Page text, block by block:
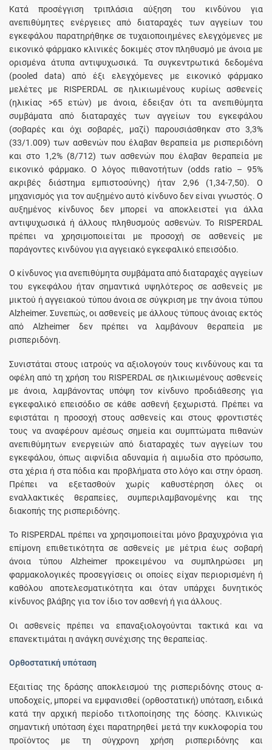
Κατά προσέγγιση τριπλάσια αύξηση του κινδύνου για
ανεπιθύμητες ενέργειες από διαταραχές των αγγείων του
εγκεφάλου παρατηρήθηκε σε τυχαιοποιημένες ελεγχόμενες με
εικονικό φάρμακο κλινικές δοκιμές στον πληθυσμό με άνοια με
ορισμένα άτυπα αντιψυχωσικά. Τα συγκεντρωτικά δεδομένα
(pooled data) από έξι ελεγχόμενες με εικονικό φάρμακο
μελέτες με RISPERDAL σε ηλικιωμένους κυρίως ασθενείς
(ηλικίας >65 ετών) με άνοια, έδειξαν ότι τα ανεπιθύμητα
συμβάματα από διαταραχές των αγγείων του εγκεφάλου
(σοβαρές και όχι σοβαρές, μαζί) παρουσιάσθηκαν στο 3,3%
(33/1.009) των ασθενών που έλαβαν θεραπεία με ρισπεριδόνη
και στο 1,2% (8/712) των ασθενών που έλαβαν θεραπεία με
εικονικό φάρμακο. Ο λόγος πιθανοτήτων (odds ratio – 95%
ακριβές διάστημα εμπιστοσύνης) ήταν 2,96 (1,34-7,50). Ο
μηχανισμός για τον αυξημένο αυτό κίνδυνο δεν είναι γνωστός. Ο
αυξημένος κίνδυνος δεν μπορεί να αποκλειστεί για άλλα
αντιψυχωσικά ή άλλους πληθυσμούς ασθενών. Το RΙSΡΕRDΑL
πρέπει να χρησιμοποιείται με προσοχή σε ασθενείς με
παράγοντες κινδύνου για αγγειακό εγκεφαλικό επεισόδιο.
Ο κίνδυνος για ανεπιθύμητα συμβάματα από διαταραχές αγγείων
του εγκεφάλου ήταν σημαντικά υψηλότερος σε ασθενείς με
μικτού ή αγγειακού τύπου άνοια σε σύγκριση με την άνοια τύπου
Alzheimer. Συνεπώς, οι ασθενείς με άλλους τύπους άνοιας εκτός
από Alzheimer δεν πρέπει να λαμβάνουν θεραπεία με
ρισπεριδόνη.
Συνιστάται στους ιατρούς να αξιολογούν τους κινδύνους και τα
οφέλη από τη χρήση του RISPERDAL σε ηλικιωμένους ασθενείς
με άνοια, λαμβάνοντας υπόψη τον κίνδυνο προδιάθεσης για
εγκεφαλικό επεισόδιο σε κάθε ασθενή ξεχωριστά. Πρέπει να
εφιστάται η προσοχή στους ασθενείς και στους φροντιστές
τους να αναφέρουν αμέσως σημεία και συμπτώματα πιθανών
ανεπιθύμητων ενεργειών από διαταραχές των αγγείων του
εγκεφάλου, όπως αιφνίδια αδυναμία ή αιμωδία στο πρόσωπο,
στα χέρια ή στα πόδια και προβλήματα στο λόγο και στην όραση.
Πρέπει να εξετασθούν χωρίς καθυστέρηση όλες οι
εναλλακτικές θεραπείες, συμπεριλαμβανομένης και της
διακοπής της ρισπεριδόνης.
Το RISPERDAL πρέπει να χρησιμοποιείται μόνο βραχυχρόνια για
επίμονη επιθετικότητα σε ασθενείς με μέτρια έως σοβαρή
άνοια τύπου Alzheimer προκειμένου να συμπληρώσει μη
φαρμακολογικές προσεγγίσεις οι οποίες είχαν περιορισμένη ή
καθόλου αποτελεσματικότητα και όταν υπάρχει δυνητικός
κίνδυνος βλάβης για τον ίδιο τον ασθενή ή για άλλους.
Οι ασθενείς πρέπει να επαναξιολογούνται τακτικά και να
επανεκτιμάται η ανάγκη συνέχισης της θεραπείας.
Ορθοστατική υπόταση
Εξαιτίας της δράσης αποκλεισμού της ρισπεριδόνης στους α-
υποδοχείς, μπορεί να εμφανισθεί (ορθοστατική) υπόταση, ειδικά
κατά την αρχική περίοδο τιτλοποίησης της δόσης. Κλινικώς
σημαντική υπόταση έχει παρατηρηθεί μετά την κυκλοφορία του
προϊόντος με τη σύγχρονη χρήση ρισπεριδόνης και